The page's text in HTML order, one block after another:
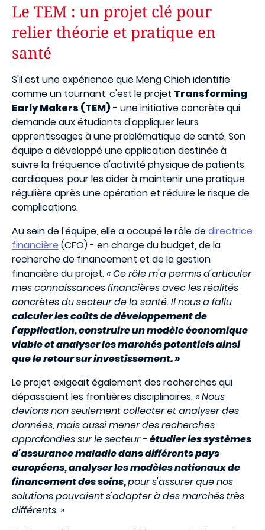
Le TEM : un projet clé pour
relier théorie et pratique en
santé
S'il est une expérience que Meng Chieh identifie
comme un tournant, c'est le projet Transforming
Early Makers (TEM)- une initiative concrète qui
demande aux étudiants d'appliquer leurs
apprentissages à une problématique de santé. Son
équipe a développé une application destinée à
suivre la fréquence d'activité physique de patients
cardiaques, pour les aider à maintenir une pratique
régulière après une opération et réduire le risque de
complications.
Au sein de l'équipe, elle a occupé le rôle dedirectrice
financière (CFO) - en charge du budget, de la
recherche de financement et de la gestion
financière du projet.« Ce rôle m'a permis d'articuler
mes connaissances financières avec les réalités
concrètes du secteur de la santé. Il nous a fallu
calculer les coûts de développement de
l'application, construire un modèle économique
viable et analyser les marchés potentiels ainsi
que le retour sur investissement. »
Le projet exigeait également des recherches qui
dépassaient les frontières disciplinaires.« Nous
devions non seulement collecter et analyser des
données, mais aussi mener des recherches
approfondies sur le secteur -étudier les systèmes
d'assurance maladie dans différents pays
européens, analyser les modèles nationaux de
financement des soins,pour s'assurer que nos
solutions pouvaient s'adapter à des marchés très
différents. »